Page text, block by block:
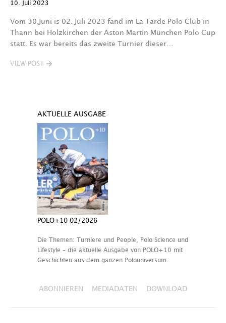
10. Juli 2023
Vom 30.Juni is 02. Juli 2023 fand im La Tarde Polo Club in
Thann bei Holzkirchen der Aston Martin München Polo Cup
statt. Es war bereits das zweite Turnier dieser…
VIEW POST
AKTUELLE AUSGABE
POLO+10 02/2026
Die Themen: Turniere und People, Polo Science und
Lifestyle – die aktuelle Ausgabe von POLO+10 mit
Geschichten aus dem ganzen Polouniversum.
ABONNIEREN MEDIADATEN DOWNLOAD